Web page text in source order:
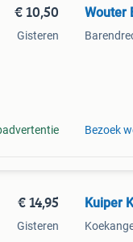
€ 10,50
Gisteren
Wouter
Bezoek
€ 14,95
Gisteren
Kuiper